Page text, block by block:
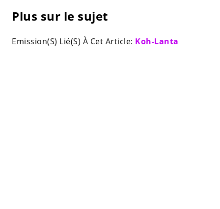
Plus sur le sujet
Emission(S) Lié(S) À Cet Article: Koh-Lanta